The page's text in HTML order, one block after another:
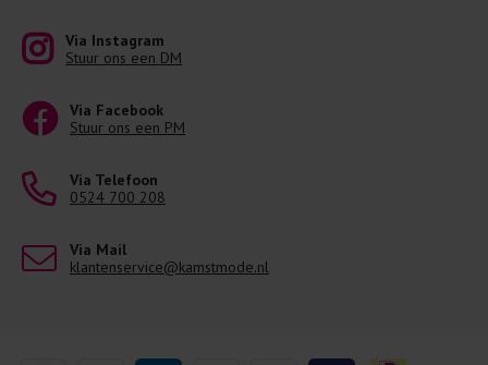
Via Instagram
Stuur ons een DM
Via Facebook
Stuur ons een PM
Via Telefoon
0524 700 208
Via Mail
klantenservice@kamstmode.nl